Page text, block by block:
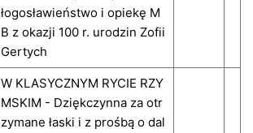
łogosławieństwo i opiekę M
B z okazji 100 r. urodzin Zofii
Gertych
W KLASYCZNYM RYCIE RZY
MSKIM - Dziękczynna za otr
zymane łaski i z prośbą o dal